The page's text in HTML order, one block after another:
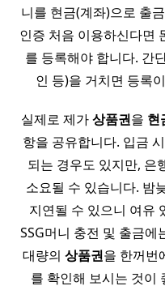
니를 현금(계좌)으로 출
인증 처음 이용하신다면
를 등록해야 합니다. 간
인 등)을 거치면 등록
실제로 제가상품권을 현
항을 공유합니다. 입금
되는 경우도 있지만, 은
소요될 수 있습니다. 밤
지연될 수 있으니 여유
SSG머니 충전 및 출금
대량의 상품권을 한꺼번
를 확인해 보시는 것이